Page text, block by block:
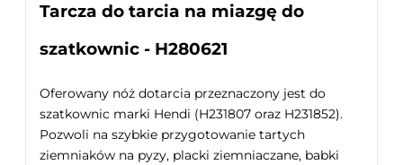
Tarcza do tarcia na miazgę do
szatkownic - H280621
Oferowany nóż dotarcia przeznaczony jest do
szatkownic marki Hendi (H231807 oraz H231852).
Pozwoli na szybkie przygotowanie tartych
ziemniaków na pyzy, placki ziemniaczane, babki